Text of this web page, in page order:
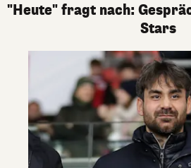
"Heute" fragt nach:
Stars